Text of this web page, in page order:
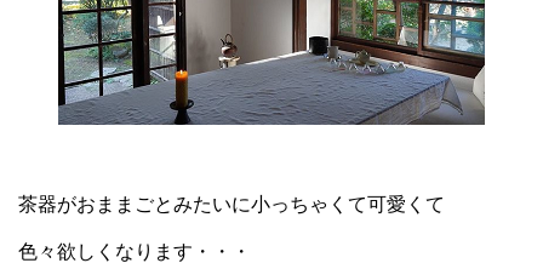
茶器がおままごとみたいに小っちゃくて可愛くて
色々欲しくなります・・・